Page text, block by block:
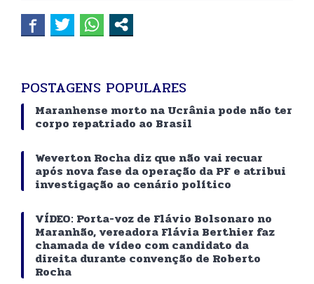
POSTAGENS POPULARES
Maranhense morto na Ucrânia pode não ter
corpo repatriado ao Brasil
Weverton Rocha diz que não vai recuar
após nova fase da operação da PF e atribui
investigação ao cenário político
VÍDEO: Porta-voz de Flávio Bolsonaro no
Maranhão, vereadora Flávia Berthier faz
chamada de vídeo com candidato da
direita durante convenção de Roberto
Rocha